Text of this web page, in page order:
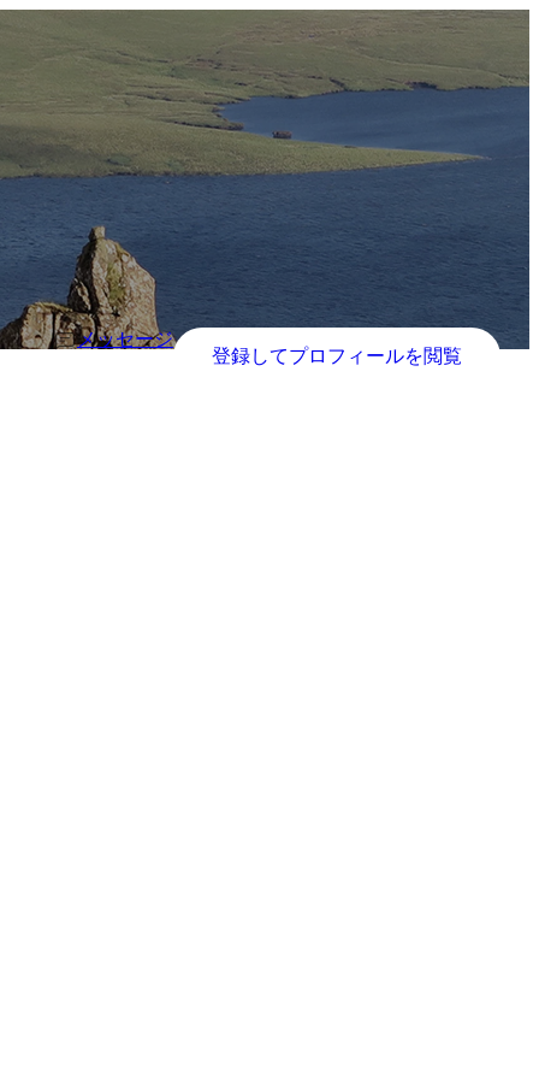
メッセージ
登録してプロフィールを閲覧